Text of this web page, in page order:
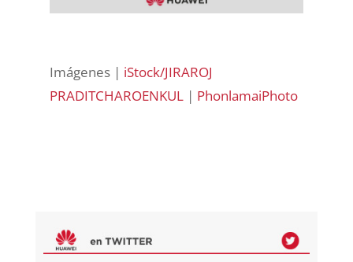
Imágenes | iStock/JIRAROJ
PRADITCHAROENKUL| PhonlamaiPhoto